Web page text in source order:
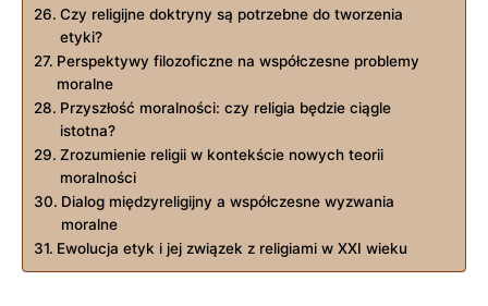
Czy ⁣religijne doktryny ​są‌ potrzebne do tworzenia
etyki?
Perspektywy ⁤filozoficzne na ​współczesne problemy
moralne
Przyszłość moralności: czy religia będzie ⁢ciągle
⁤istotna?
Zrozumienie religii‍ w kontekście‍ nowych teorii
moralności
Dialog międzyreligijny‍ a współczesne wyzwania
moralne
Ewolucja etyk i jej związek z religiami w XXI wieku